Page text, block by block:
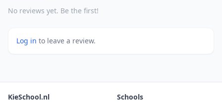
No reviews yet. Be the first!
Log in to leave a review.
KieSchool.nl
Schools